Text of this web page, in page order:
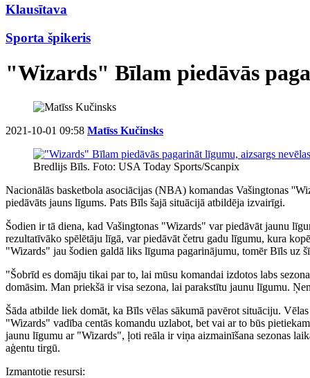
Klausītava
Sporta špikeris
"Wizards" Bīlam piedāvās
2021-10-01 09:58 Matīss Kučinsks
Bredlijs Bīls. Foto: USA Today Sports/Scanpix
Nacionālās basketbola asociācijas (NBA) komandas Vašingtonas
piedāvāts jauns līgums. Pats Bīls šajā situācijā atbildēja izvairīgi.
Šodien ir tā diena, kad Vašingtonas "Wizards" var piedāvāt jaunu
rezultatīvāko spēlētāju līgā, var piedāvāt četru gadu līgumu, kura
"Wizards" jau šodien galdā liks līguma pagarinājumu, tomēr Bīls uz
"Šobrīd es domāju tikai par to, lai mūsu komandai izdotos labs
domāsim. Man priekšā ir visa sezona, lai parakstītu jaunu līgumu.
Šāda atbilde liek domāt, ka Bīls vēlas sākumā pavērot situāciju.
"Wizards" vadība centās komandu uzlabot, bet vai ar to būs
jaunu līgumu ar "Wizards", ļoti reāla ir viņa aizmainīšana sezonas
aģentu tirgū.
Izmantotie resursi: